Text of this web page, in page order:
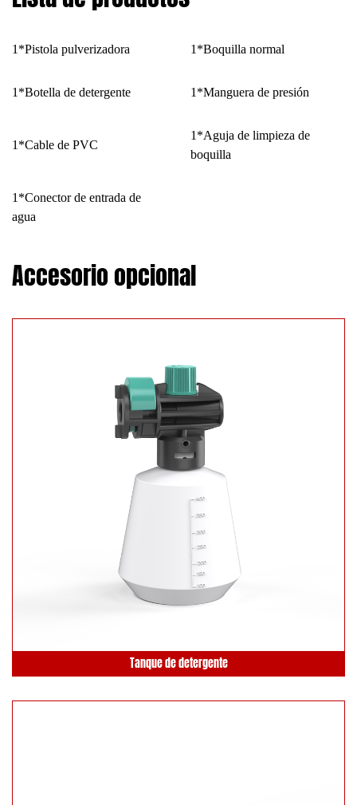
1*Pistola pulverizadora 1*Boquilla normal
1*Botella de detergente 1*Manguera de presión
1*Cable de PVC
1*Aguja de limpieza de
boquilla
1*Conector de entrada de
agua
Accesorio opcional
Tanque de detergente